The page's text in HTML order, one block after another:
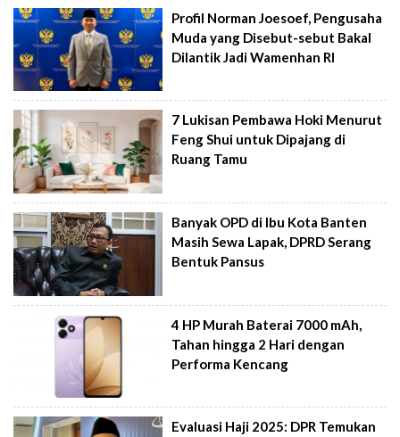
Profil Norman Joesoef, Pengusaha
Muda yang Disebut-sebut Bakal
Dilantik Jadi Wamenhan RI
7 Lukisan Pembawa Hoki Menurut
Feng Shui untuk Dipajang di
Ruang Tamu
Banyak OPD di Ibu Kota Banten
Masih Sewa Lapak, DPRD Serang
Bentuk Pansus
4 HP Murah Baterai 7000 mAh,
Tahan hingga 2 Hari dengan
Performa Kencang
Evaluasi Haji 2025: DPR Temukan